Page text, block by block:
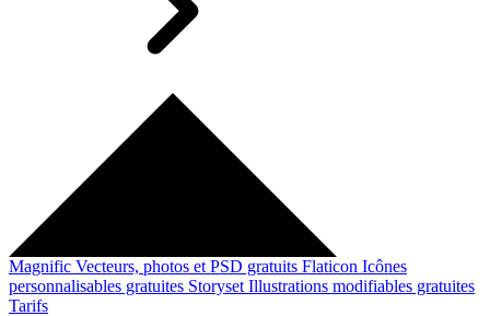
Magnific Vecteurs, photos et PSD gratuits Flaticon Icônes
personnalisables gratuites Storyset Illustrations modifiables gratuites
Tarifs